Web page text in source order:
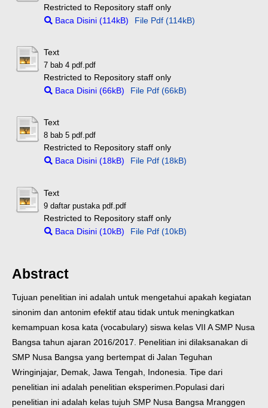
Restricted to Repository staff only
Baca Disini (114kB)
File Pdf (114kB)
Text
7 bab 4 pdf.pdf
Restricted to Repository staff only
Baca Disini (66kB)
File Pdf (66kB)
Text
8 bab 5 pdf.pdf
Restricted to Repository staff only
Baca Disini (18kB)
File Pdf (18kB)
Text
9 daftar pustaka pdf.pdf
Restricted to Repository staff only
Baca Disini (10kB)
File Pdf (10kB)
Abstract
Tujuan penelitian ini adalah untuk mengetahui apakah kegiatan
sinonim dan antonim efektif atau tidak untuk meningkatkan
kemampuan kosa kata (vocabulary) siswa kelas VII A SMP Nusa
Bangsa tahun ajaran 2016/2017. Penelitian ini dilaksanakan di
SMP Nusa Bangsa yang bertempat di Jalan Teguhan
Wringinjajar, Demak, Jawa Tengah, Indonesia. Tipe dari
penelitian ini adalah penelitian eksperimen. Populasi dari
penelitian ini adalah kelas tujuh SMP Nusa Bangsa Mranggen